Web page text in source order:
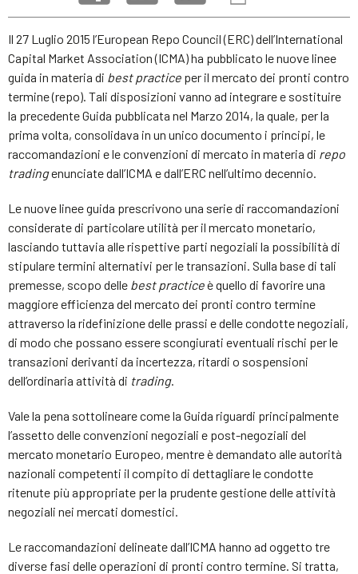
Il 27 Luglio 2015 l’European Repo Council (ERC) dell’International
Capital Market Association (ICMA) ha pubblicato le nuove linee
guida in materia di best practice per il mercato dei pronti contro
termine (repo). Tali disposizioni vanno ad integrare e sostituire
la precedente Guida pubblicata nel Marzo 2014, la quale, per la
prima volta, consolidava in un unico documento i principi, le
raccomandazioni e le convenzioni di mercato in materia di repo
tradingenunciate dall’ICMA e dall’ERC nell’ultimo decennio.
Le nuove linee guida prescrivono una serie di raccomandazioni
considerate di particolare utilità per il mercato monetario,
lasciando tuttavia alle rispettive parti negoziali la possibilità di
stipulare termini alternativi per le transazioni. Sulla base di tali
premesse, scopo delle best practiceè quello di favorire una
maggiore efficienza del mercato dei pronti contro termine
attraverso la ridefinizione delle prassi e delle condotte negoziali,
di modo che possano essere scongiurati eventuali rischi per le
transazioni derivanti da incertezza, ritardi o sospensioni
dell’ordinaria attività di trading.
Vale la pena sottolineare come la Guida riguardi principalmente
l’assetto delle convenzioni negoziali e post-negoziali del
mercato monetario Europeo, mentre è demandato alle autorità
nazionali competenti il compito di dettagliare le condotte
ritenute più appropriate per la prudente gestione delle attività
negoziali nei mercati domestici.
Le raccomandazioni delineate dall’ICMA hanno ad oggetto tre
diverse fasi delle operazioni di pronti contro termine. Si tratta,